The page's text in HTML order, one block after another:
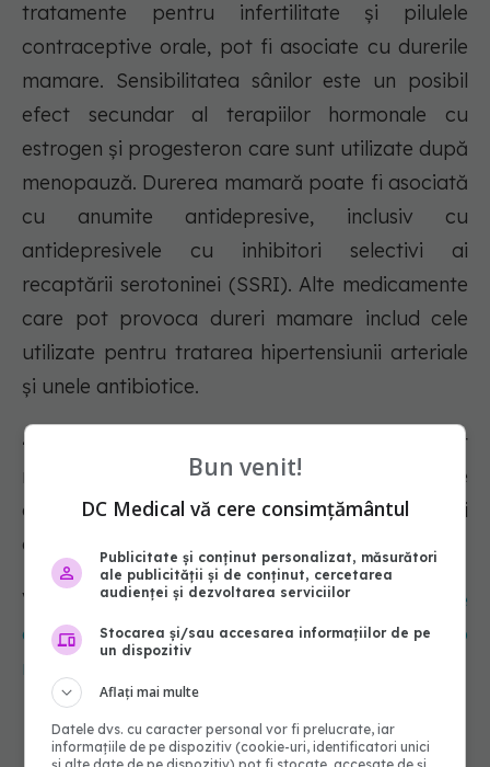
tratamente pentru infertilitate și pilulele
contraceptive orale, pot fi asociate cu durerile
mamare. Sensibilitatea sânilor este un posibil
efect secundar al terapiilor hormonale cu
estrogen și progesteron care sunt utilizate după
menopauză. Durerea mamară poate fi asociată
cu anumite antidepresive, inclusiv cu
antidepresivele cu inhibitori selectivi ai
recaptării serotoninei (SSRI). Alte medicamente
care pot provoca dureri mamare includ cele
utilizate pentru tratarea hipertensiunii arteriale
și unele antibiotice.
- Utilizarea excesivă a cofeinei.
Deși sunt
necesare mai multe cercetări, unele persoane
observă o ameliorare a durerilor de sân atunci
când reduc sau elimină cofeina.
Vezi și:
De ce este bine să avem un somn de
calitate. Bulescu: Multă lume nu consideră o
necesitate și nicio prioritate
Bun venit!
DC Medical vă cere consimțământul
Publicitate și conținut personalizat, măsurători
ale publicității și de conținut, cercetarea
audienței și dezvoltarea serviciilor
Stocarea și/sau accesarea informațiilor de pe
un dispozitiv
Aflați mai multe
Datele dvs. cu caracter personal vor fi prelucrate, iar
informațiile de pe dispozitiv (cookie-uri, identificatori unici